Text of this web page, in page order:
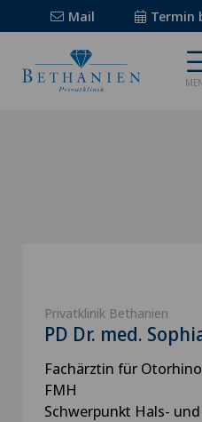
Mail Termin
Privatklinik Bethanien
PD Dr. med.
Fachärztin für
FMH
Schwerpunkt Hals-